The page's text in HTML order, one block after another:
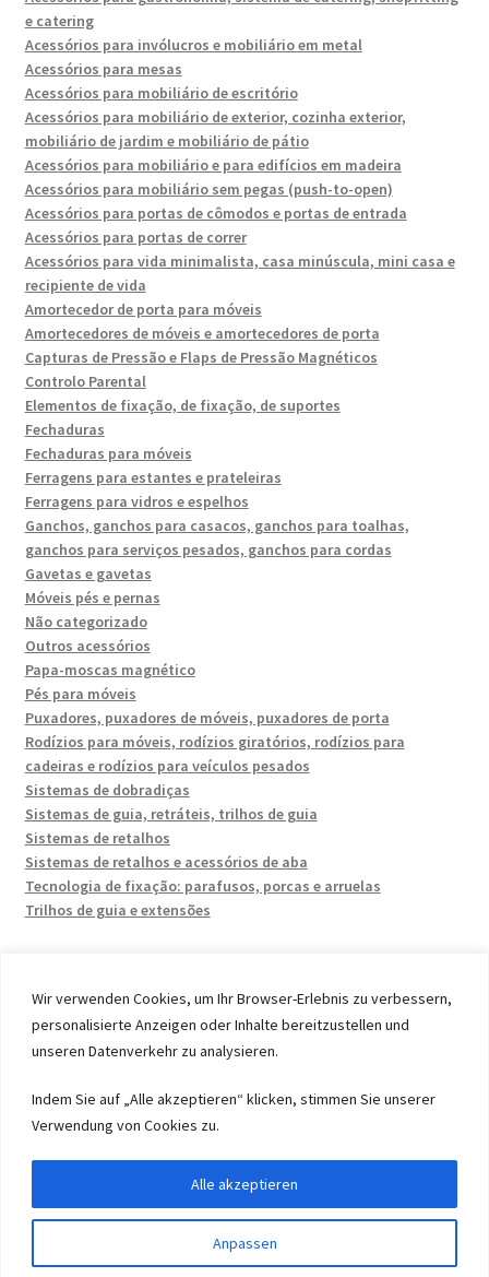
Wir verwenden Cookies, um Ihr Browser-Erlebnis zu verbessern,
personalisierte Anzeigen oder Inhalte bereitzustellen und
unseren Datenverkehr zu analysieren.
Indem Sie auf „Alle akzeptieren“ klicken, stimmen Sie unserer
Verwendung von Cookies zu.
Anpassen
Alle akzeptieren
e catering
Acessórios para invólucros e mobiliário em metal
Acessórios para mesas
Acessórios para mobiliário de escritório
Acessórios para mobiliário de exterior, cozinha exterior,
mobiliário de jardim e mobiliário de pátio
Acessórios para mobiliário e para edifícios em madeira
Acessórios para mobiliário sem pegas (push-to-open)
Acessórios para portas de cômodos e portas de entrada
Acessórios para portas de correr
Acessórios para vida minimalista, casa minúscula, mini casa e
recipiente de vida
Amortecedor de porta para móveis
Amortecedores de móveis e amortecedores de porta
Capturas de Pressão e Flaps de Pressão Magnéticos
Controlo Parental
Elementos de fixação, de fixação, de suportes
Fechaduras
Fechaduras para móveis
Ferragens para estantes e prateleiras
Ferragens para vidros e espelhos
Ganchos, ganchos para casacos, ganchos para toalhas,
ganchos para serviços pesados, ganchos para cordas
Gavetas e gavetas
Móveis pés e pernas
Não categorizado
Outros acessórios
Papa-moscas magnético
Pés para móveis
Puxadores, puxadores de móveis, puxadores de porta
Rodízios para móveis, rodízios giratórios, rodízios para
cadeiras e rodízios para veículos pesados
Sistemas de dobradiças
Sistemas de guia, retráteis, trilhos de guia
Sistemas de retalhos
Sistemas de retalhos e acessórios de aba
Tecnologia de fixação: parafusos, porcas e arruelas
Trilhos de guia e extensões
© 2026 by UMAXO Germany, member of the ERUON Group.
High quality Fittings, mechanical Components and
Fasteners
Withdraw from contract